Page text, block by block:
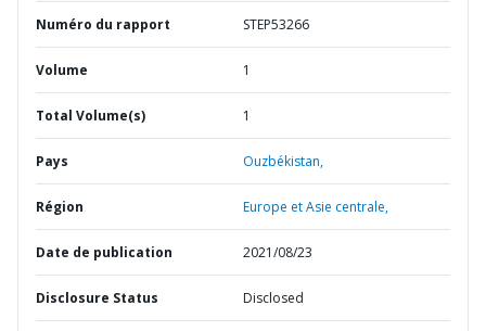
Numéro du rapport STEP53266
Volume 1
Total Volume(s) 1
Pays Ouzbékistan,
Région Europe et Asie centrale,
Date de publication 2021/08/23
Disclosure Status Disclosed